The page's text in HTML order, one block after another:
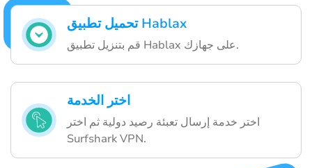
تحميل تطبيق Hablax
قم بتنزيل تطبيق Hablax على جهازك.
اختر الخدمة
اختر خدمة إرسال تعبئة رصيد دولية ثم اختر
Surfshark VPN.